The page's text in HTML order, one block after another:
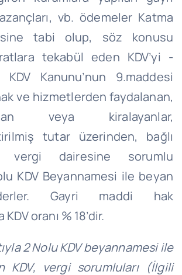
vb. ödemeler Katma
tabi olup, söz konusu
tekabül eden KDV’yi -
KDV Kanunu’nun 9.maddesi
ve hizmetlerden faydalanan,
veya kiralayanlar,
tutar üzerinden, bağlı
vergi dairesine sorumlu
KDV Beyannamesi ile beyan
Gayri maddi hak
oranı % 18’dir.
2 Nolu KDV beyannamesi ile
KDV, vergi sorumluları (İlgili